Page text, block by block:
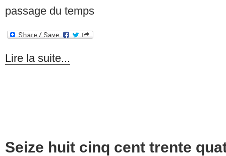
passage du temps
Lire la suite...
Seize huit cinq cent trente